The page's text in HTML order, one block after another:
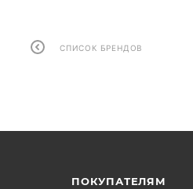
СПИСОК БРЕНДОВ
ПОКУПАТЕЛЯМ